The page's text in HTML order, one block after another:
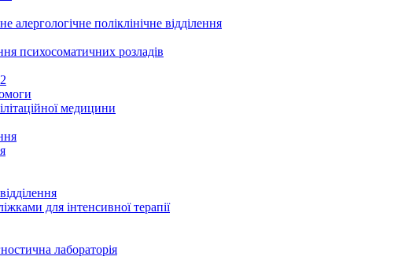
алергологічне поліклінічне відділення
психосоматичних розладів
медицини
для інтенсивної терапії
лабораторія